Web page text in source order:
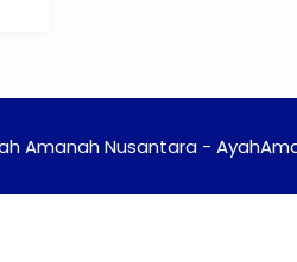
Amanah Nusantara -